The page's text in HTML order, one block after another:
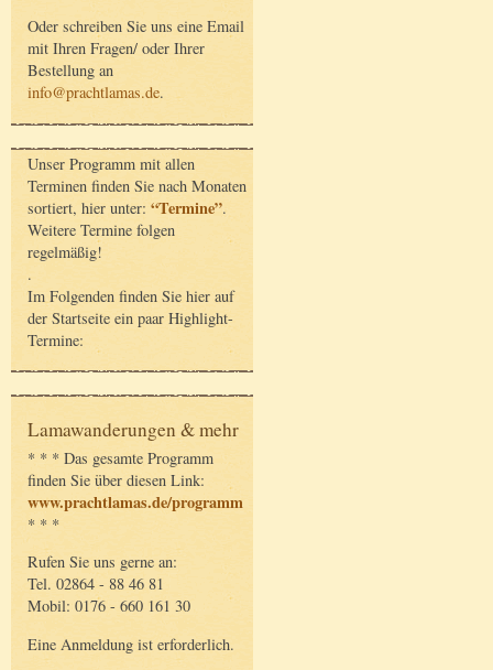
Oder schreiben Sie uns eine Email
mit Ihren Fragen/ oder Ihrer
Bestellung an
info@prachtlamas.de.
Unser Programm mit allen
Terminen finden Sie nach Monaten
sortiert, hier unter: “Termine”.
Weitere Termine folgen
regelmäßig!
.
Im Folgenden finden Sie hier auf
der Startseite ein paar Highlight-
Termine:
Lamawanderungen & mehr
* * * Das gesamte Programm
finden Sie über diesen Link:
www.prachtlamas.de/programm
* * *
Rufen Sie uns gerne an:
Tel. 02864 - 88 46 81
Mobil: 0176 - 660 161 30
Eine Anmeldung ist erforderlich.